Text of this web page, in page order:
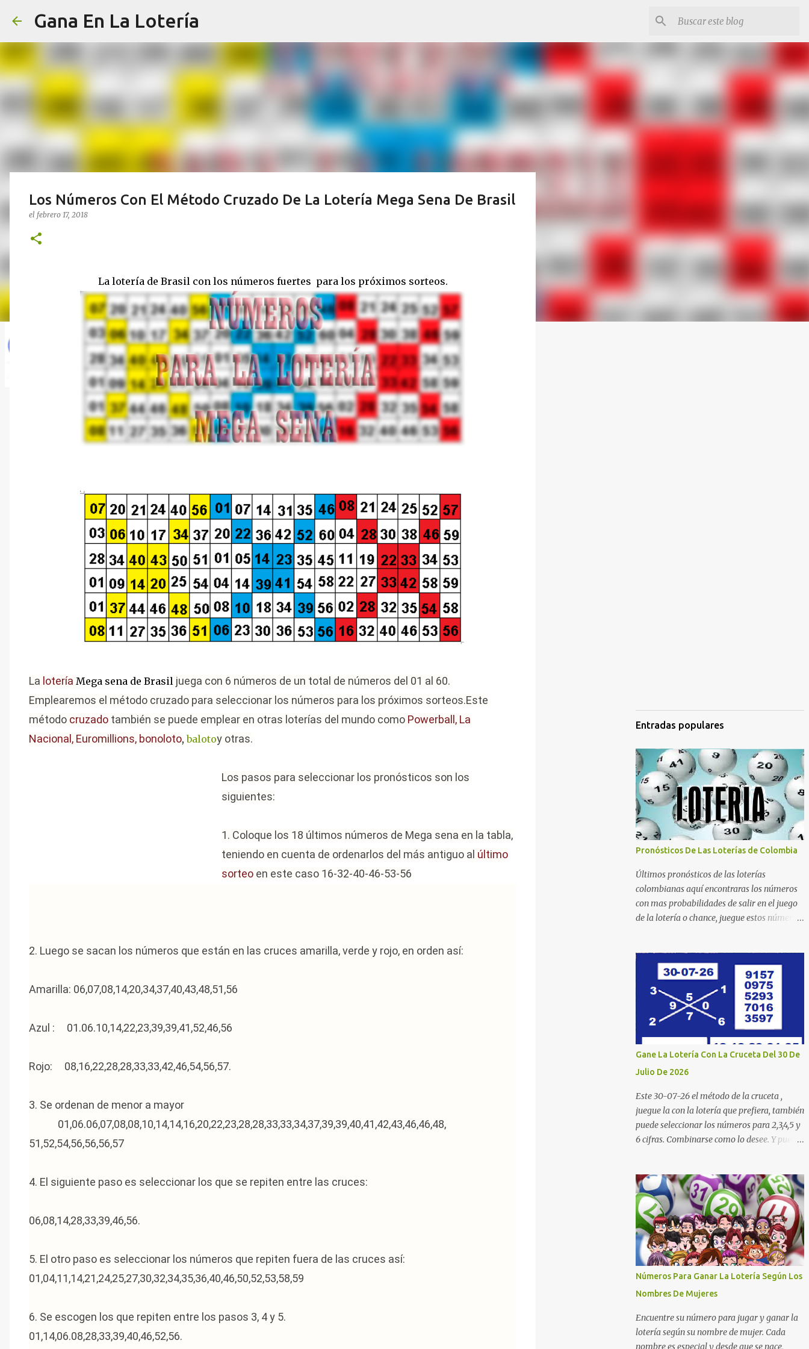
Gana En La Lotería
Los Números Con El Método Cruzado De La Lotería Mega Sena De Brasil
el febrero 17, 2018
La lotería de Brasil con los números fuertes para los próximos sorteos.
La lotería Mega sena de Brasil juega con 6 números de un total de números del 01 al 60.
Emplearemos el método cruzado para seleccionar los números para los próximos sorteos.Este
método cruzado también se puede emplear en otras loterías del mundo como Powerball, La
Nacional, Euromillions, bonoloto,balotoy otras.
Los pasos para seleccionar los pronósticos son los
siguientes:
1. Coloque los 18 últimos números de Mega sena en la tabla,
teniendo en cuenta de ordenarlos del más antiguo al último
sorteo en este caso 16-32-40-46-53-56
2. Luego se sacan los números que están en las cruces amarilla, verde y rojo, en orden así:
Amarilla: 06,07,08,14,20,34,37,40,43,48,51,56
Azul : 01.06.10,14,22,23,39,39,41,52,46,56
Rojo: 08,16,22,28,28,33,33,42,46,54,56,57.
3. Se ordenan de menor a mayor
01,06.06,07,08,08,10,14,14,16,20,22,23,28,28,33,33,34,37,39,39,40,41,42,43,46,46,48,
51,52,54,56,56,56,57
4. El siguiente paso es seleccionar los que se repiten entre las cruces:
06,08,14,28,33,39,46,56.
5. El otro paso es seleccionar los números que repiten fuera de las cruces así:
01,04,11,14,21,24,25,27,30,32,34,35,36,40,46,50,52,53,58,59
6. Se escogen los que repiten entre los pasos 3, 4 y 5.
01,14,06.08,28,33,39,40,46,52,56.
Entradas populares
Pronósticos De Las Loterías de Colombia
Últimos pronósticos de las loterías
colombianas aquí encontraras los números
con mas probabilidades de salir en el juego
de la lotería o chance, juegue estos números
Mucha suerte para todos y que se ganen ese
premio mayor. Dorado Día Dorado Tarde
Dorado Noche Cruz Roja Huila Manizales
Valle Bogotá Quindio Medellin Santander
Risaralda Boyacá Cundinamarca Tolima
Caribeña Dia Caribeña Noche Sinuano Dia
Sinuano Noche Paisita Dia Paisita Noche
Astro Sol Motilon Tarde Motilon Noche
Cauca Meta Cafeterito Tarde Cafeterito
Noche Chontico Dia Chontico Noche Extra
de Colombia Lotería Dorado Día: 6 5 2 8 9 9
7 2 Lotería Dorado Tarde: 5 0 7 3 1 1 1 2
9 4 4 6 1 1 7 Lotería De Manizales: 0 7 1 8 3 0
...
Gane La Lotería Con La Cruceta Del 30 De
Julio De 2026
Este 30-07-26 el método de la cruceta ,
juegue la con la lotería que prefiera, también
puede seleccionar los números para 2,3,4,5 y
6 cifras. Combinarse como lo desee. Y puedes
cruceta todos los días aquí:
https://goo.gl/b8STkN Encuentre los
mejores números en la cruceta del día 30-
07 de 2026. La cruceta le da la oportunidad
de escoger o combinar los números del día
para jugar en la lotería de cualquier país.
Son muchos los resultados exitosos de este
sistema. Aplique este sistema en loterías
como Powerball, Baloto, Miloto , chances de
Colombia, Nacional, Cash y otras-Pruebe
usted mismo y se sorprenderá de sus
resultados. La explicación gráfica de abajo,
Números Para Ganar La Lotería Según Los
Nombres De Mujeres
Encuentre su número para jugar y ganar la
lotería según su nombre de mujer. Cada
nombre es especial y desde que se nace,